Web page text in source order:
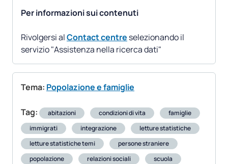
Per informazioni sui contenuti
Rivolgersi alContact centre selezionando il
servizio "Assistenza nella ricerca dati"
Tema: Popolazione e famiglie
Tag: abitazioni condizioni di vita
famiglie
immigrati
integrazione
letture statistiche
letture statistiche temi
persone straniere
popolazione
relazioni sociali
scuola